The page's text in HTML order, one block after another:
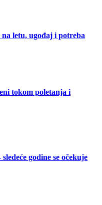
letu, ugođaj i potreba
tokom poletanja i
godine se očekuje